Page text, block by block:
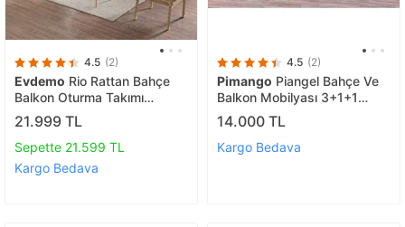
4.5 (2)
Evdemo Rio Rattan Bahçe
Balkon Oturma Takımı
2+1+1+camlı Masa
Cappuccino
21.999 TL
Sepette 21.599 TL
Kargo Bedava
4.5 (2)
Pimango Piangel Bahçe Ve
Balkon Mobilyası 3+1+1
Sehpalı
14.000 TL
Kargo Bedava